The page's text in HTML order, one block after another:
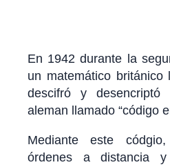
En 1942 durante la
un matemático británico
descifró y
aleman llamado “código
Mediante este
órdenes a distancia